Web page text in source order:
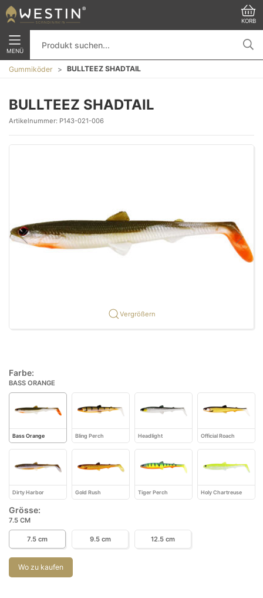
KORB
MENÜ
Gummiköder BULLTEEZ SHADTAIL
BULLTEEZ SHADTAIL
Artikelnummer: P143-021-006
Vergrößern
Farbe:
BASS ORANGE
Bass Orange Bling Perch Headlight Official Roach
Dirty Harbor Gold Rush Tiger Perch Holy Chartreuse
Grösse:
7.5 CM
7.5 cm 9.5 cm 12.5 cm
Wo zu kaufen